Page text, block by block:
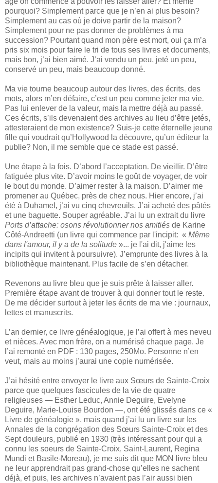
pourquoi? Simplement parce que je n’en ai plus besoin?
Simplement au cas où je doive partir de la maison?
Simplement pour ne pas donner de problèmes à ma
succession? Pourtant quand mon père est mort, oui ça m’a
pris six mois pour faire le tri de tous ses livres et documents,
mais bon, j’ai bien aimé. J’ai vendu un peu, jeté un peu,
conservé un peu, mais beaucoup donné.
Ma vie tourne beaucoup autour des livres, des écrits, des
mots, alors m’en défaire, c’est un peu comme jeter ma vie.
Pas lui enlever de la valeur, mais la mettre déjà au passé.
Ces écrits, s’ils devenaient des archives au lieu d’être jetés,
attesteraient de mon existence? Suis-je cette éternelle jeune
fille qui voudrait qu’Hollywood la découvre, qu’un éditeur la
publie? Non, il me semble que ce stade est passé.
Une étape à la fois. D’abord l’acceptation. De vieillir. D’être
fatiguée plus vite. D’avoir moins le goût de voyager, de voir
le bout du monde. D’aimer rester à la maison. D’aimer me
promener au Québec, près de chez nous. Hier encore, j’ai
été à Duhamel, j’ai vu cinq chevreuils. J’ai acheté des pâtés
et une baguette. Souper agréable. J’ai lu un extrait du livre
Ports d’attache: osons révolutionner nos amitiés de Karine
Côté-Andreetti (un livre qui commence par l'incipit: « Même
dans l'amour, il y a de la solitude »... je l'ai dit, j'aime les
incipits qui invitent à poursuivre). J’emprunte des livres à la
bibliothèque maintenant. Plus facile de s’en détacher.
Revenons au livre bleu que je suis prête à laisser aller.
Première étape avant de trouver à qui donner tout le reste.
De me décider surtout à jeter les écrits de ma vie : journaux,
lettes et manuscrits.
L’an dernier, ce livre généalogique, je l’ai offert à mes neveu
et nièces. Avec mon frère, on a numérisé chaque page. Je
l’ai remonté en PDF : 130 pages, 250Mo. Personne n’en
veut, mais au moins j’aurai une copie numérisée.
J’ai hésité entre envoyer le livre aux Sœurs de Sainte-Croix
parce que quelques fascicules de la vie de quatre
religieuses — Esther Leduc, Annie Deguire, Evelyne
Deguire, Marie-Louise Bourdon —, ont été glissés dans ce «
Livre de généalogie », mais quand j’ai lu un livre sur les
Annales de la congrégation des Sœurs Sainte-Croix et des
Sept douleurs, publié en 1930 (très intéressant pour qui a
connu les soeurs de Sainte-Croix, Saint-Laurent, Regina
Mundi et Basile-Moreau), je me suis dit que MON livre bleu
ne leur apprendrait pas grand-chose qu’elles ne sachent
déjà, et puis, les archives n’avaient pas l’air aussi bien